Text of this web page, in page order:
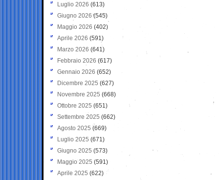
Luglio 2026 (613)
Giugno 2026 (545)
Maggio 2026 (402)
Aprile 2026 (591)
Marzo 2026 (641)
Febbraio 2026 (617)
Gennaio 2026 (652)
Dicembre 2025 (627)
Novembre 2025 (668)
Ottobre 2025 (651)
Settembre 2025 (662)
Agosto 2025 (669)
Luglio 2025 (671)
Giugno 2025 (573)
Maggio 2025 (591)
Aprile 2025 (622)